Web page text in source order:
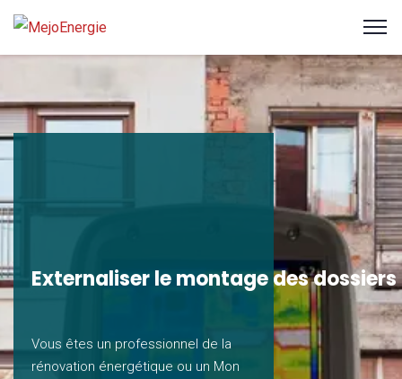
Vous êtes un professionnel de la
rénovation énergétique ou un Mon
Externaliser le montage des dossiers